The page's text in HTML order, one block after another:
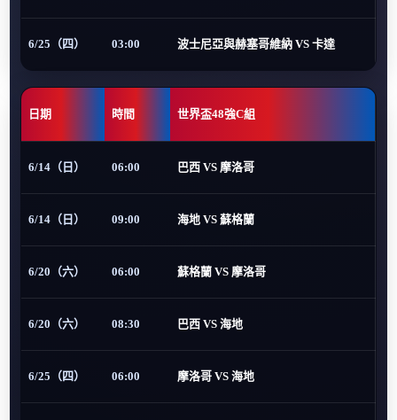
6/25（四） 03:00 波士尼亞與赫塞哥維納 VS 卡達
日期 時間 世界盃48強C組
6/14（日） 06:00 巴西 VS 摩洛哥
6/14（日） 09:00 海地 VS 蘇格蘭
6/20（六） 06:00 蘇格蘭 VS 摩洛哥
6/20（六） 08:30 巴西 VS 海地
6/25（四） 06:00 摩洛哥 VS 海地